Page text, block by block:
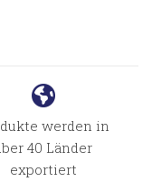
werden in
40 Länder
exportiert